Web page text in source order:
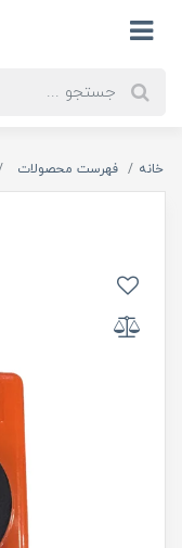
خانه فهرست محصولات